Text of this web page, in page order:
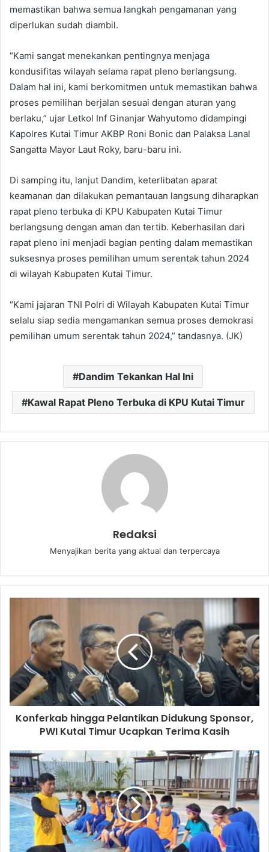
memastikan bahwa semua langkah pengamanan yang
diperlukan sudah diambil.
“Kami sangat menekankan pentingnya menjaga
kondusifitas wilayah selama rapat pleno berlangsung.
Dalam hal ini, kami berkomitmen untuk memastikan bahwa
proses pemilihan berjalan sesuai dengan aturan yang
berlaku,” ujar Letkol Inf Ginanjar Wahyutomo didampingi
Kapolres Kutai Timur AKBP Roni Bonic dan Palaksa Lanal
Sangatta Mayor Laut Roky, baru-baru ini.
Di samping itu, lanjut Dandim, keterlibatan aparat
keamanan dan dilakukan pemantauan langsung diharapkan
rapat pleno terbuka di KPU Kabupaten Kutai Timur
berlangsung dengan aman dan tertib. Keberhasilan dari
rapat pleno ini menjadi bagian penting dalam memastikan
suksesnya proses pemilihan umum serentak tahun 2024
di wilayah Kabupaten Kutai Timur.
“Kami jajaran TNI Polri di Wilayah Kabupaten Kutai Timur
selalu siap sedia mengamankan semua proses demokrasi
pemilihan umum serentak tahun 2024,” tandasnya. (JK)
Dandim Tekankan Hal Ini
Kawal Rapat Pleno Terbuka di KPU Kutai Timur
Redaksi
Menyajikan berita yang aktual dan terpercaya
Konferkab hingga Pelantikan Didukung Sponsor,
PWI Kutai Timur Ucapkan Terima Kasih